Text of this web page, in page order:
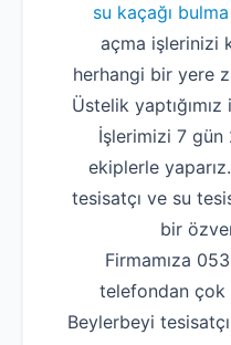
su kaçağı bulma
açma işlerinizi
herhangi bir yere
Üstelik
İşlerimizi 7
ekiplerle
tesisatçı ve su
bir
Firmamıza
telefondan çok
Beylerbeyi